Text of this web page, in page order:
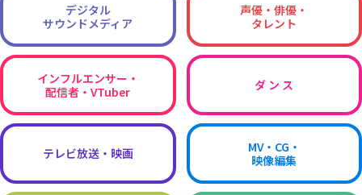
デジタル
サウンドメディア
声優・俳優・
タレント
インフルエンサー・
配信者・VTuber
ダ ン ス
テレビ放送・映画
MV・CG・
映像編集